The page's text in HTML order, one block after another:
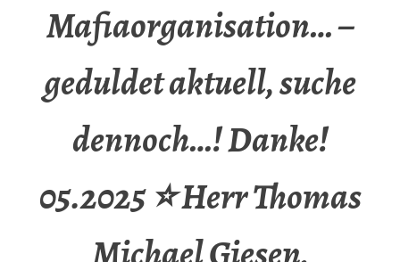
Mafiaorganisation… –
geduldet aktuell, suche
dennoch…! Danke!
05.2025 ⭐ Herr Thomas